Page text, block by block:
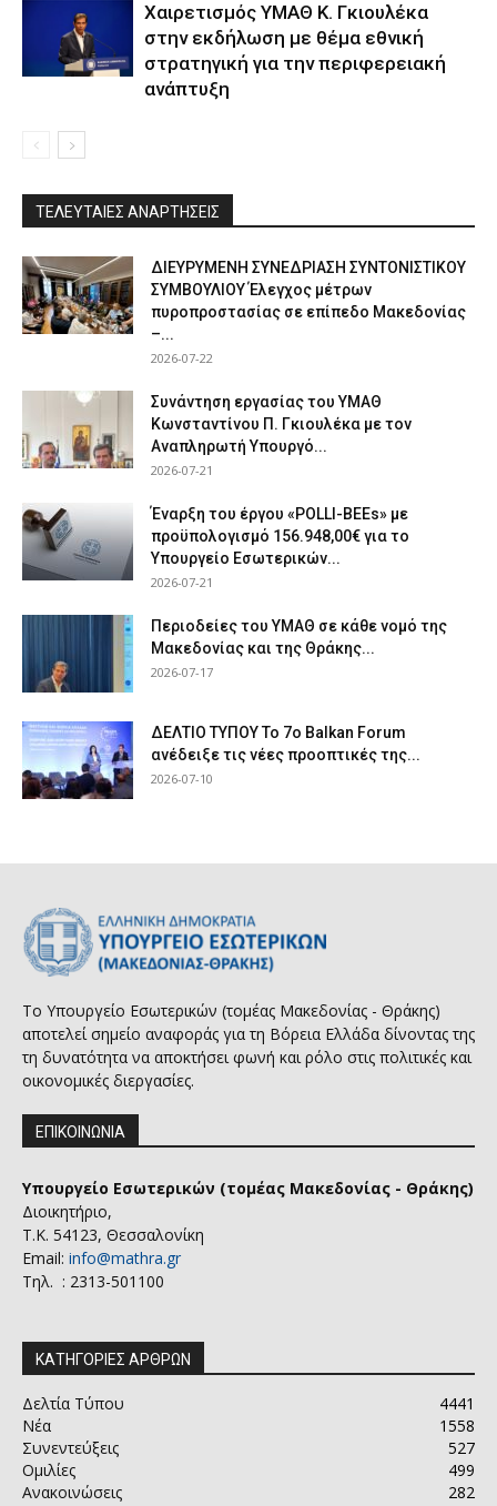
Χαιρετισμός ΥΜΑΘ Κ. Γκιουλέκα
στην εκδήλωση με θέμα εθνική
στρατηγική για την περιφερειακή
ανάπτυξη
ΤΕΛΕΥΤΑΙΕΣ ΑΝΑΡΤΗΣΕΙΣ
ΔΙΕΥΡΥΜΕΝΗ ΣΥΝΕΔΡΙΑΣΗ ΣΥΝΤΟΝΙΣΤΙΚΟΥ
ΣΥΜΒΟΥΛΙΟΥ Έλεγχος μέτρων
πυροπροστασίας σε επίπεδο Μακεδονίας
–...
2026-07-22
Συνάντηση εργασίας του ΥΜΑΘ
Κωνσταντίνου Π. Γκιουλέκα με τον
Αναπληρωτή Υπουργό...
2026-07-21
Έναρξη του έργου «POLLI-BEEs» με
προϋπολογισμό 156.948,00€ για το
Υπουργείο Εσωτερικών...
2026-07-21
Περιοδείες του ΥΜΑΘ σε κάθε νομό της
Μακεδονίας και της Θράκης...
2026-07-17
ΔΕΛΤΙΟ ΤΥΠΟΥ Το 7ο Balkan Forum
ανέδειξε τις νέες προοπτικές της...
2026-07-10
Το Υπουργείο Εσωτερικών (τομέας Μακεδονίας - Θράκης)
αποτελεί σημείο αναφοράς για τη Βόρεια Ελλάδα δίνοντας της
τη δυνατότητα να αποκτήσει φωνή και ρόλο στις πολιτικές και
οικονομικές διεργασίες.
ΕΠΙΚΟΙΝΩΝΙΑ
Υπουργείο Εσωτερικών (τομέας Μακεδονίας - Θράκης)
Διοικητήριο,
Τ.Κ. 54123, Θεσσαλονίκη
Email: info@mathra.gr
Τηλ. : 2313-501100
ΚΑΤΗΓΟΡΙΕΣ ΑΡΘΡΩΝ
Δελτία Τύπου
4441
Νέα
1558
Συνεντεύξεις
527
Ομιλίες
499
Ανακοινώσεις
282